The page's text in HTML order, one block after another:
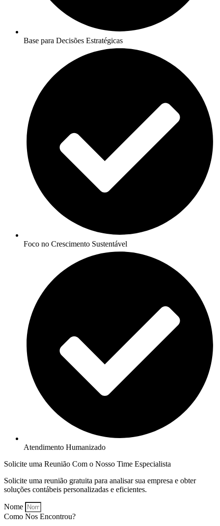
Base para Decisões Estratégicas
Foco no Crescimento Sustentável
Atendimento Humanizado
Solicite uma Reunião Com o Nosso Time Especialista
Solicite uma reunião gratuita para analisar sua empresa e obter
soluções contábeis personalizadas e eficientes.
Nome
Como Nos Encontrou?